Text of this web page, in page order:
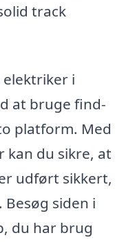
track
i
at bruge find-
platform. Med
kan du sikre, at
udført sikkert,
siden i
du har brug